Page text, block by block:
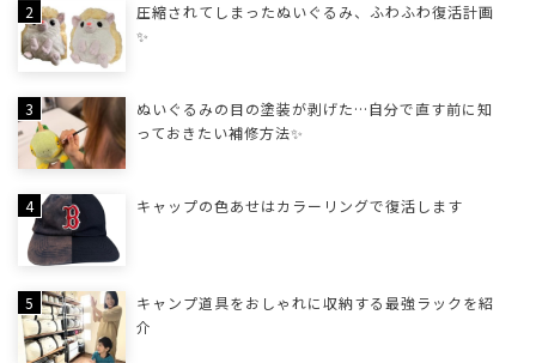
圧縮されてしまったぬいぐるみ、ふわふわ復活計画
✨
ぬいぐるみの目の塗装が剥げた…自分で直す前に知
っておきたい補修方法✨
キャップの色あせはカラーリングで復活します
キャンプ道具をおしゃれに収納する最強ラックを紹
介